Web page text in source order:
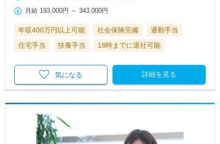
月給 193,000円 ～343,000円
年収400万円以上可能 社会保険完備
通勤手当
住宅手当
扶養手当 18時までに退社可能
詳細を見る
気になる